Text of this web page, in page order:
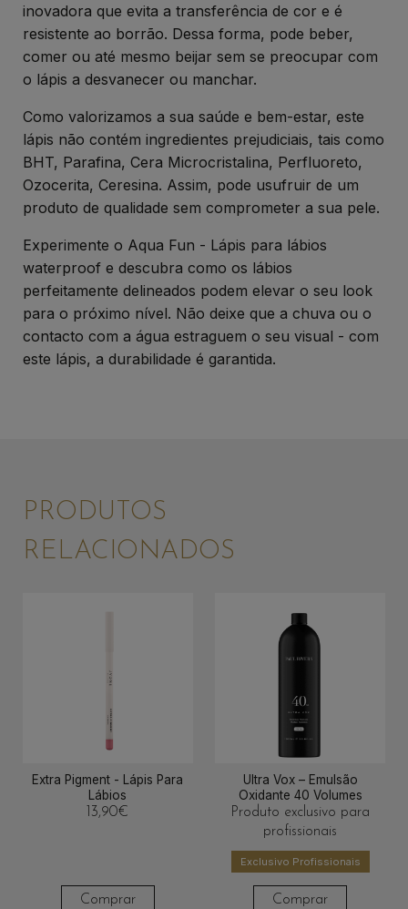
inovadora que evita a transferência de cor e é
resistente ao borrão. Dessa forma, pode beber,
comer ou até mesmo beijar sem se preocupar com
o lápis a desvanecer ou manchar.
Como valorizamos a sua saúde e bem-estar, este
lápis não contém ingredientes prejudiciais, tais como
BHT, Parafina, Cera Microcristalina, Perfluoreto,
Ozocerita, Ceresina. Assim, pode usufruir de um
produto de qualidade sem comprometer a sua pele.
Experimente o Aqua Fun - Lápis para lábios
waterproof e descubra como os lábios
perfeitamente delineados podem elevar o seu look
para o próximo nível. Não deixe que a chuva ou o
contacto com a água estraguem o seu visual - com
este lápis, a durabilidade é garantida.
PRODUTOS
RELACIONADOS
Extra Pigment - Lápis Para
Lábios
13,90€
Comprar
Ultra Vox – Emulsão
Oxidante 40 Volumes
Produto exclusivo para
profissionais
Exclusivo Profissionais
Comprar